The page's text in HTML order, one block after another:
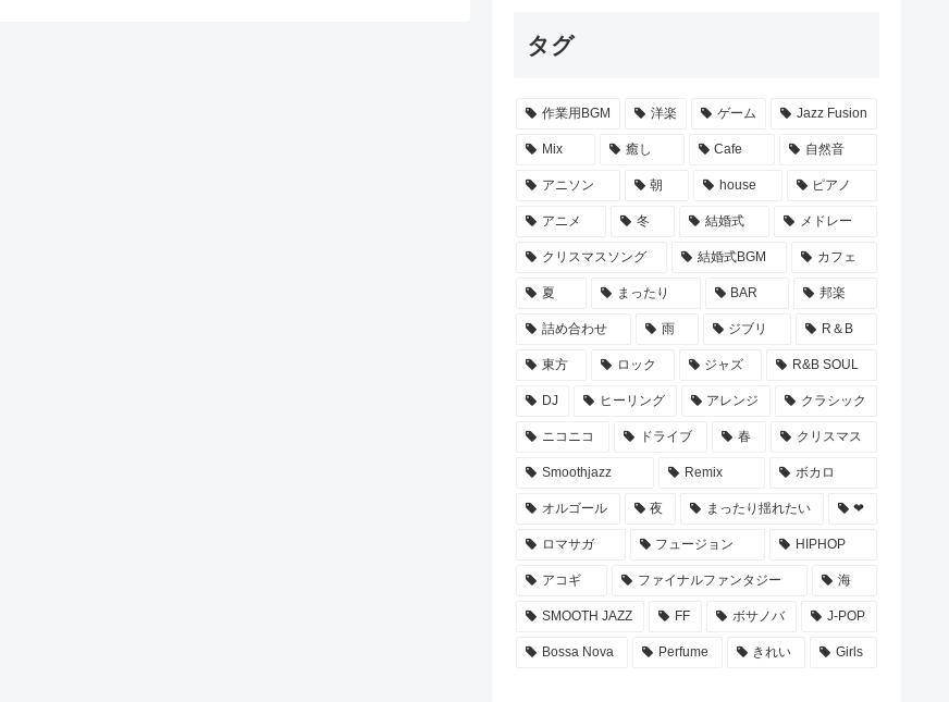
タグ
作業用BGM 洋楽 ゲーム Jazz Fusion
Mix 癒し Cafe 自然音
アニソン 朝 house ピアノ
アニメ 冬 結婚式 メドレー
クリスマスソング 結婚式BGM カフェ
夏 まったり BAR 邦楽
詰め合わせ 雨 ジブリ R＆B
東方 ロック ジャズ R&B SOUL
DJ ヒーリング アレンジ クラシック
ニコニコ ドライブ 春 クリスマス
Smoothjazz Remix ボカロ
オルゴール 夜 まったり揺れたい ❤
ロマサガ フュージョン HIPHOP
アコギ ファイナルファンタジー 海
SMOOTH JAZZ FF ボサノバ J-POP
Bossa Nova Perfume きれい Girls